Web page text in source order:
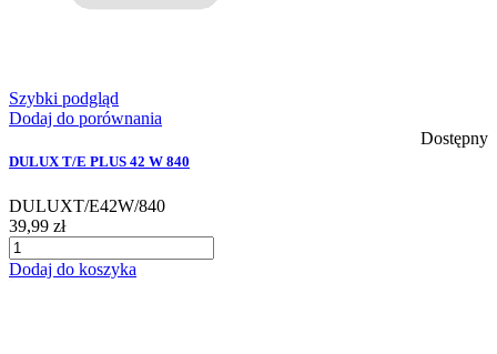
Szybki podgląd
Dodaj do porównania
Dostępny
DULUX T/E PLUS 42 W 840
DULUXT/E42W/840
39,99 zł
Dodaj do koszyka